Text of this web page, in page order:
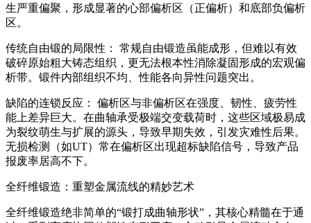
生严重偏聚，形成显著的心部偏析区（正偏析）和底部负偏析
区。
传统自由锻的局限性： 常规自由锻造虽能成形，但难以有效
破碎原始粗大铸态组织，更无法根本性消除凝固形成的宏观偏
析带。锻件内部组织不均、性能各向异性问题突出。
缺陷的连锁反应： 偏析区与非偏析区在强度、韧性、疲劳性
能上差异巨大。在曲轴承受极端交变载荷时，这些区域极易成
为裂纹萌生与扩展的源头，导致早期失效，引发灾难性后果。
无损检测（如UT）常在偏析区出现超标缺陷信号，导致产品
报废率居高不下。
全纤维锻造：重塑金属流线的精妙艺术
全纤维锻造绝非简单的“锻打成曲轴形状”，其核心精髓在于通